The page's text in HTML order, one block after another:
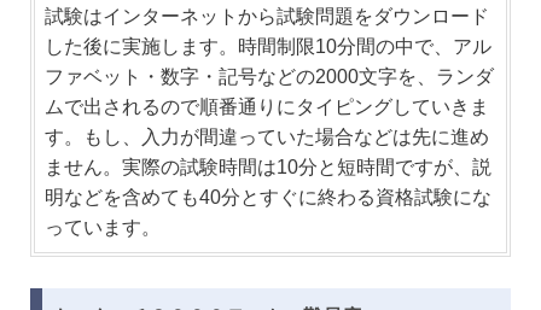
試験はインターネットから試験問題をダウンロード
した後に実施します。時間制限10分間の中で、アル
ファベット・数字・記号などの2000文字を、ランダ
ムで出されるので順番通りにタイピングしていきま
す。もし、入力が間違っていた場合などは先に進め
ません。実際の試験時間は10分と短時間ですが、説
明などを含めても40分とすぐに終わる資格試験にな
っています。